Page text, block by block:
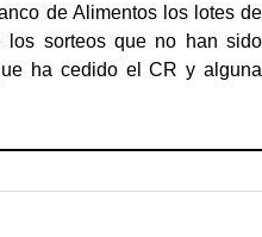
de Alimentos los lotes de
sorteos que no han sido
ha cedido el CR y alguna